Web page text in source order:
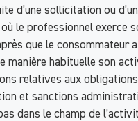
d’une sollicitation ou
le professionnel exerce
que le consommateur
manière habituelle son
relatives aux
et sanctions
dans le champ de